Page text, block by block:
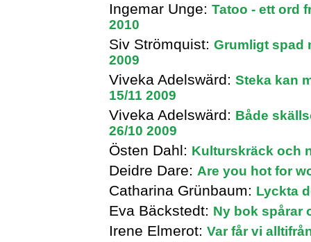
Ingemar Unge: Tatoo - ett ord
2010
Siv Strömquist: Grumligt spad
2009
Viveka Adelswärd: Steka kan
15/11 2009
Viveka Adelswärd: Både
26/10 2009
Östen Dahl: Kulturskräck och
Deidre Dare: Are you hot for
Catharina Grünbaum: Lyckta
Eva Bäckstedt: Ny bok spårar
Irene Elmerot: Var får vi